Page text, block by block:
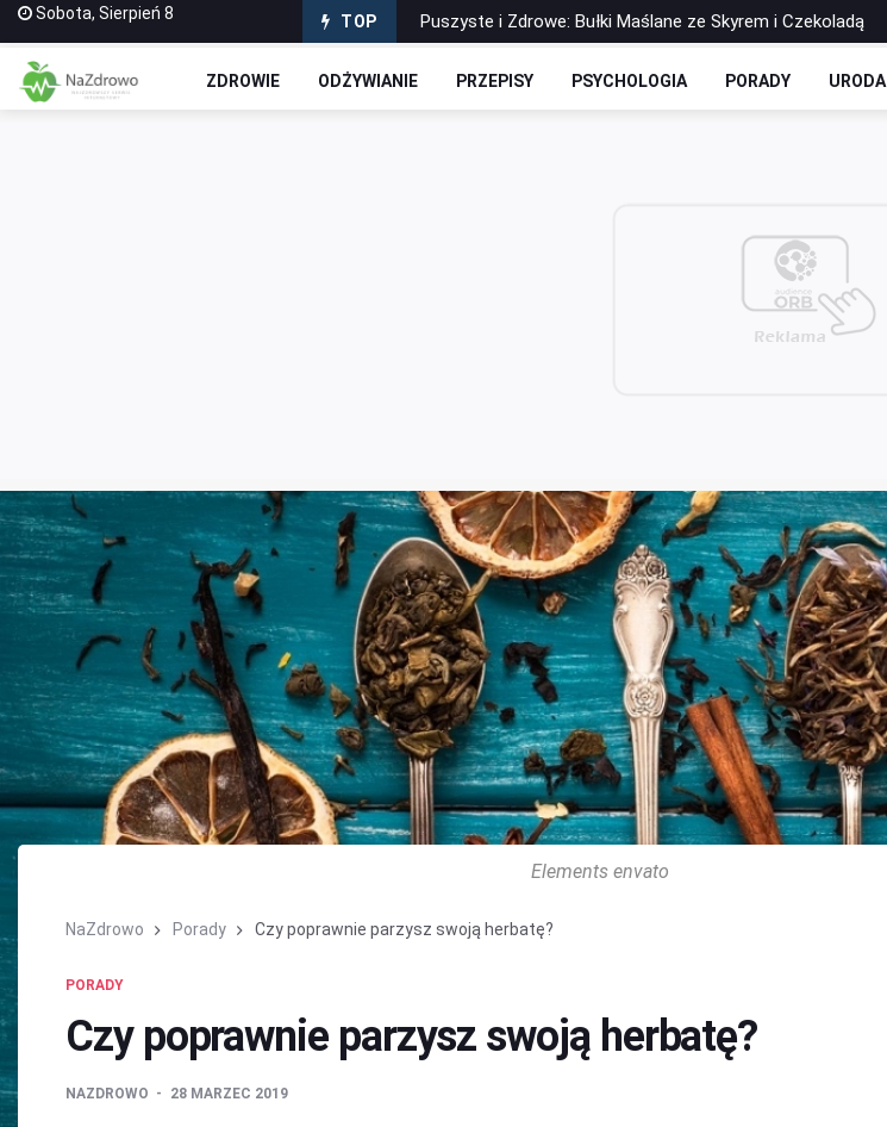
Sobota, Sierpień 8 TOP
Puszyste i Zdrowe: Bułki Maślane ze Skyrem i Czekoladą
ZDROWIE ODŻYWIANIE PRZEPISY PSYCHOLOGIA PORADY URODA
Elements envato
NaZdrowo Porady Czy poprawnie parzysz swoją herbatę?
PORADY
Czy poprawnie parzysz swoją herbatę?
NAZDROWO 28 MARZEC 2019